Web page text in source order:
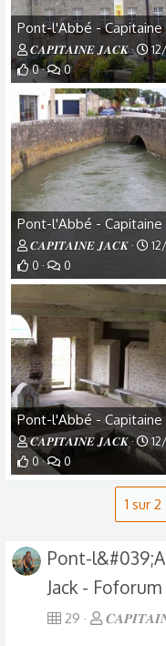
𝑪𝑨𝑷𝑰𝑻𝑨𝑰𝑵𝑬 𝑱𝑨𝑪𝑲
0
0
𝑪𝑨𝑷𝑰𝑻𝑨𝑰𝑵𝑬 𝑱𝑨𝑪𝑲
0
0
𝑪𝑨𝑷𝑰𝑻𝑨𝑰𝑵𝑬 𝑱𝑨𝑪𝑲
0
0
1 sur 2
Pont-
Jack - Foforum
29